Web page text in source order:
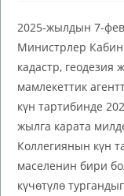
2025-жылдын 7-
Министрлер
кадастр,
мамлекеттик
күн тартибинде
жылга карата
Коллегиянын күн
маселенин бири
күчөтүлө